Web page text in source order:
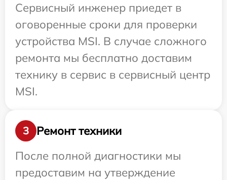
Сервисный инженер приедет в
оговоренные сроки для проверки
устройства MSI. В случае сложного
ремонта мы бесплатно доставим
технику в сервис в сервисный центр
MSI.
3
Ремонт техники
После полной диагностики мы
предоставим на утверждение